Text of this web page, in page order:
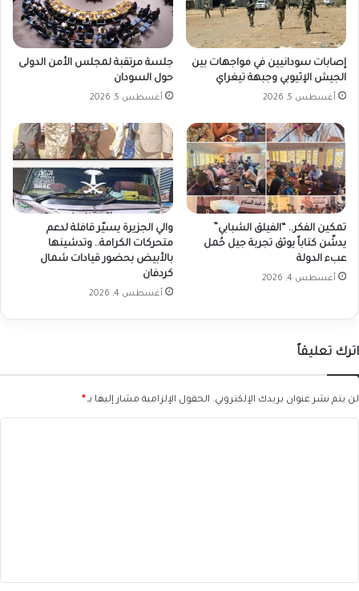
إصابات سودانيين في مواجهات بين
الجيش الإثيوبي وجبهة تيغراي
أغسطس 5, 2026
جلسة مرتقبة لمجلس الأمن الدولى
حول السودان
أغسطس 5, 2026
تمكين الفكر.. “الفيلق الشبابي”
يدشّن كتاباً يوثق تجربة جيل حُمل
عبء الدولة
أغسطس 4, 2026
والي الجزيرة يسيّر قافلة لدعم
متحركات الكرامة.. وتدشينها
بالأبيض بحضور قيادات شمال
كردفان
أغسطس 4, 2026
اترك تعليقاً
لن يتم نشر عنوان بريدك الإلكتروني. الحقول الإلزامية مشار إليها بـ*